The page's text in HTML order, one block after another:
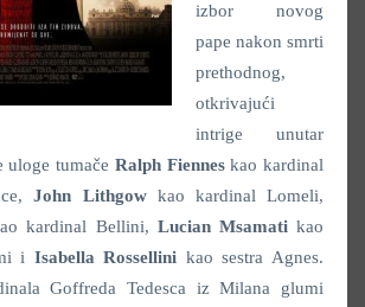
izbor novog
pape nakon smrti
prethodnog,
otkrivajući
intrige unutar
uloge tumače Ralph Fienneskao kardinal
John Lithgowkao kardinal Lomeli,
kardinal Bellini, Lucian Msamatikao
i Isabella Rossellini kao sestra Agnes.
Goffreda Tedesca iz Milana glumi